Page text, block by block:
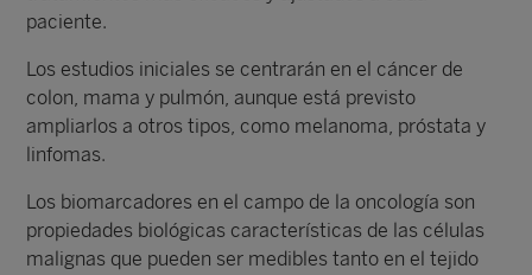
paciente.
Los estudios iniciales se centrarán en el cáncer de
colon, mama y pulmón, aunque está previsto
ampliarlos a otros tipos, como melanoma, próstata y
linfomas.
Los biomarcadores en el campo de la oncología son
propiedades biológicas características de las células
malignas que pueden ser medibles tanto en el tejido